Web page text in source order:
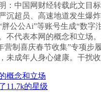
：中国网财经转载此文目
沉超员、高速地道发生爆炸
公公Ai”等账号生成“数字
不代表本网的概念和立场
营制喜庆春节收集”专项步
未成年人身心健康。干扰收
概念和立场
11.7k的星级